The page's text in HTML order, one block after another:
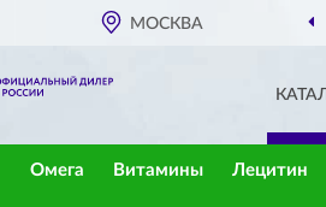
МОСКВА
ОФИЦИАЛЬНЫЙ
Омега Витамины Лецитин